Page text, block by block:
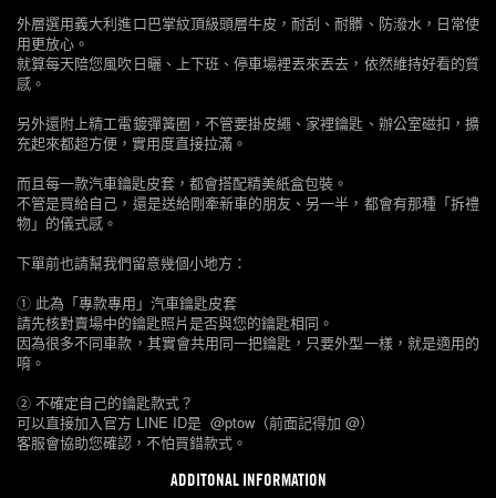
外層選用義大利進口巴掌紋頂級頭層牛皮，耐刮、耐髒、防潑水，日常使
用更放心。
就算每天陪您風吹日曬、上下班、停車場裡丟來丟去，依然維持好看的質
感。
另外還附上精工電鍍彈簧圈，不管要掛皮繩、家裡鑰匙、辦公室磁扣，擴
充起來都超方便，實用度直接拉滿。
而且每一款汽車鑰匙皮套，都會搭配精美紙盒包裝。
不管是買給自己，還是送給剛牽新車的朋友、另一半，都會有那種「拆禮
物」的儀式感。
下單前也請幫我們留意幾個小地方：
① 此為「專款專用」汽車鑰匙皮套
請先核對賣場中的鑰匙照片是否與您的鑰匙相同。
因為很多不同車款，其實會共用同一把鑰匙，只要外型一樣，就是適用的
唷。
② 不確定自己的鑰匙款式？
可以直接加入官方 LINE ID是 @ptow（前面記得加 @）
客服會協助您確認，不怕買錯款式。
ADDITONAL INFORMATION